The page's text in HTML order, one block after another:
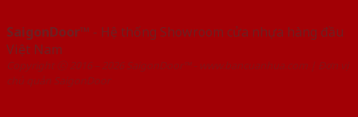
SaigonDoor™ - Hệ thống Showroom cửa nhựa hàng đầu
Việt Nam
Copyright ⓒ 2016 – 2026 SaigonDoor™ - www.bancuanhua.com | Đơn vị
chủ quản SaigonDoor